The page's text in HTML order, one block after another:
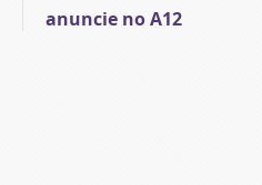
anuncie no A12